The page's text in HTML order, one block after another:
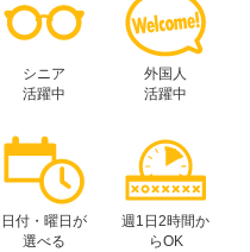
シニア
活躍中
外国人
活躍中
日付・曜日が
選べる
週1日2時間か
らOK